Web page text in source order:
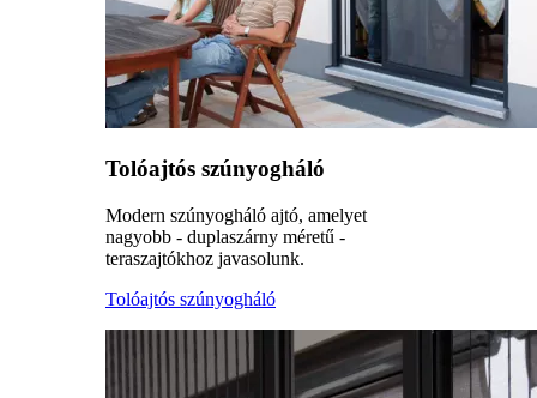
Tolóajtós szúnyogháló
Modern szúnyogháló ajtó, amelyet
nagyobb - duplaszárny méretű -
teraszajtókhoz javasolunk.
Tolóajtós szúnyogháló